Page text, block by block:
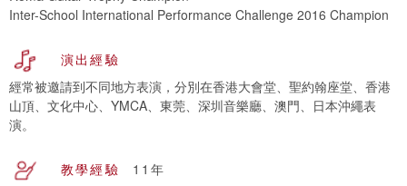
Inter-School International Performance Challenge 2016 Champion
演出經驗
經常被邀請到不同地方表演，分別在香港大會堂、聖約翰座堂、香港
山頂、文化中心、YMCA、東莞、深圳音樂廳、澳門、日本沖繩表
演。
教學經驗
11年